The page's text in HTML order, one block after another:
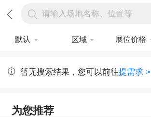
请输入场地名称、位置等
默认 区域 展位价格
暂无搜索结果，您可以前往提需求 >
为您推荐